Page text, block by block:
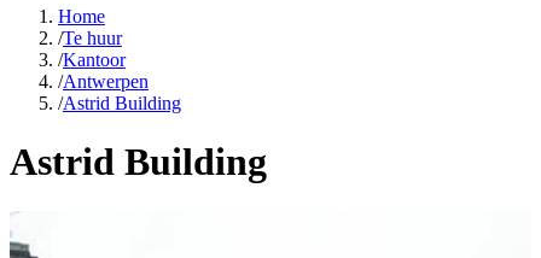
Home
/Te huur
/Kantoor
/Antwerpen
/Astrid Building
Astrid Building